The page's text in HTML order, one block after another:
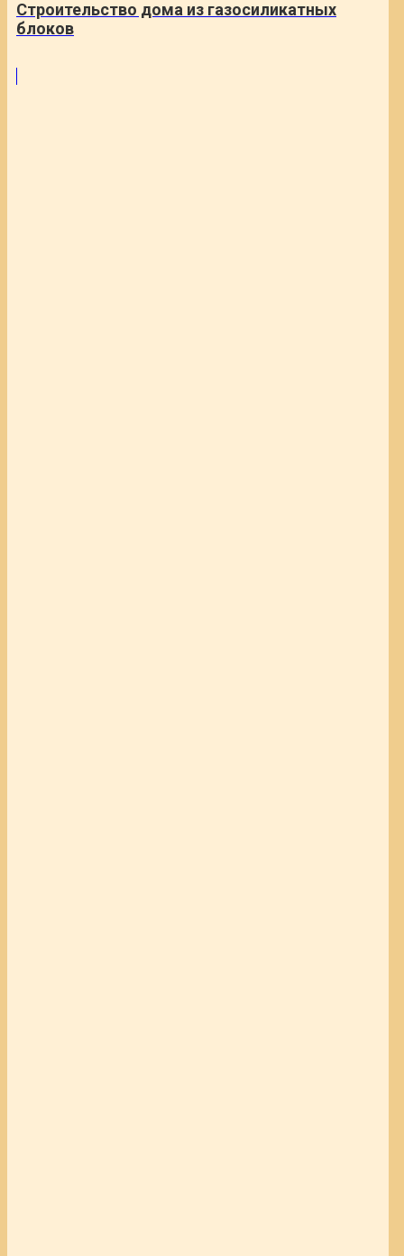
Строительство дома из газосиликатных
блоков